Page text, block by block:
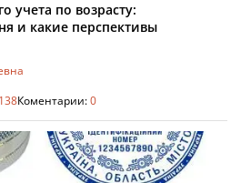
учета по возрасту:
и какие перспективы
138Коментарии:0